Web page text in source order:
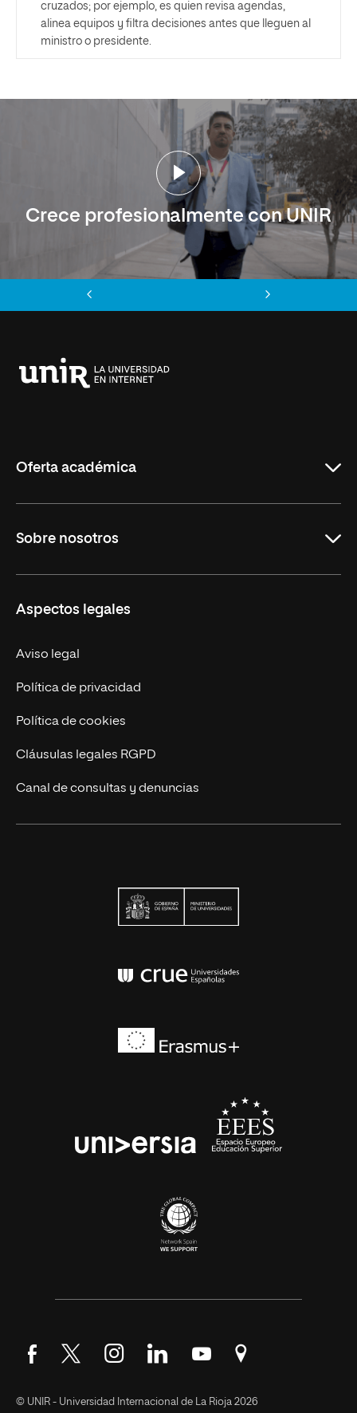
cruzados; por ejemplo, es quien revisa agendas,
alinea equipos y filtra decisiones antes que lleguen al
ministro o presidente.
Crece profesionalmente con UNIR
Oferta académica
Maestrías
Sobre nosotros
Trabaja en UNIR
Actualidad UNIR
Contáctanos
Aspectos legales
Aviso legal
Política de privacidad
Política de cookies
Cláusulas legales RGPD
Canal de consultas y denuncias
Síguenos en Facebook
Síguenos en Twitter
Síguenos en Instagram
Síguenos en LinkedIn
Síguenos en YouTube
Encuéntranos en
© UNIR - Universidad Internacional de La Rioja 2026